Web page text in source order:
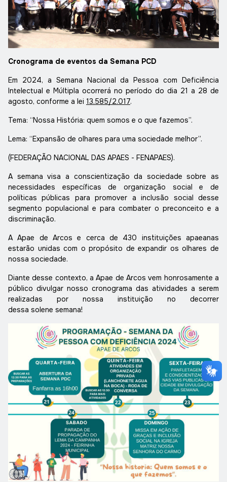
Cronograma de eventos da Semana PCD
Em 2024, a Semana Nacional da Pessoa com Deficiência
Intelectual e Múltipla ocorrerá no período do dia 21 a 28 de
agosto, conforme a lei 13.585/2.017.
Tema: “Nossa História: quem somos e o que fazemos”.
Lema: “Expansão de olhares para uma sociedade melhor”.
(FEDERAÇÃO NACIONAL DAS APAES - FENAPAES).
A semana visa a conscientização da sociedade sobre as
necessidades específicas de organização social e de
políticas públicas para promover a inclusão social desse
segmento populacional e para combater o preconceito e a
discriminação.
A Apae de Arcos e cerca de 430 instituições apaeanas
estarão unidas com o propósito de expandir os olhares de
nossa sociedade.
Diante desse contexto, a Apae de Arcos vem honrosamente a
público divulgar nosso cronograma das atividades a serem
realizadas por nossa instituição no decorrer
dessa solene semana!